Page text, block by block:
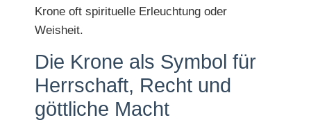
Krone oft spirituelle Erleuchtung oder
Weisheit.
Die Krone als Symbol für
Herrschaft, Recht und
göttliche Macht